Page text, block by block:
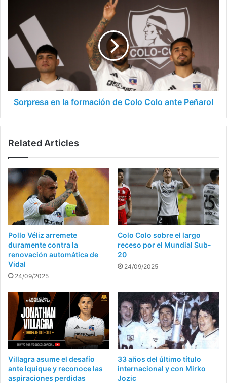
formación
Colo
Colo
Peñarol
Sorpresa en la formación de Colo Colo ante Peñarol
Related Articles
Pollo Véliz arremete
duramente contra la
renovación automática de
Vidal
24/09/2025
Colo Colo sobre el largo
receso por el Mundial Sub-
20
24/09/2025
Villagra asume el desafío
ante Iquique y reconoce las
aspiraciones perdidas
33 años del último título
internacional y con Mirko
Jozic